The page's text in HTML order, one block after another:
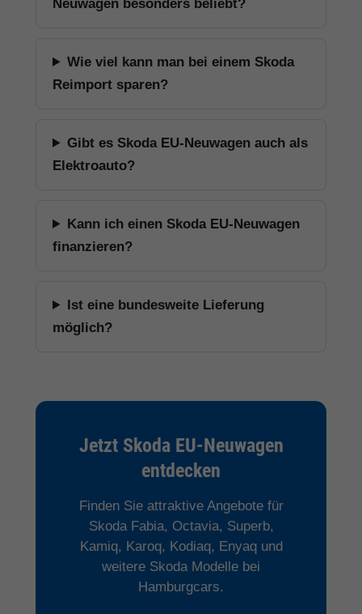
Neuwagen besonders beliebt?
Wie viel kann man bei einem Skoda
Reimport sparen?
Gibt es Skoda EU-Neuwagen auch als
Elektroauto?
Kann ich einen Skoda EU-Neuwagen
finanzieren?
Ist eine bundesweite Lieferung
möglich?
Jetzt Skoda EU-Neuwagen
entdecken
Finden Sie attraktive Angebote für
Skoda Fabia, Octavia, Superb,
Kamiq, Karoq, Kodiaq, Enyaq und
weitere Skoda Modelle bei
Hamburgcars.